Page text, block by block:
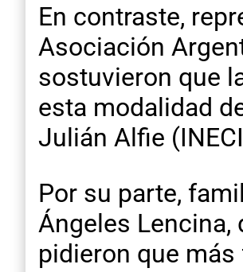
En contraste,
Asociación
sostuvieron que
esta modalidad
Julián Alfie
Por su parte,
Ángeles
pidieron que